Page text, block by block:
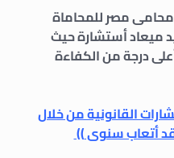
مصر للمحاماة
ميعاد أستشارة حيث
درجة من الكفاءة
القانونية من خلال
أتعاب سنوى))